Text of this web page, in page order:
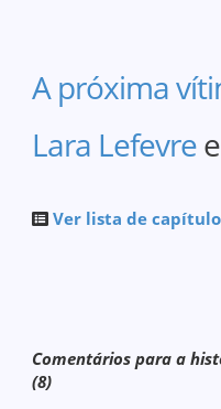
A próxima
Lara Lefevree
Ver lista de
Comentários para a
(8)